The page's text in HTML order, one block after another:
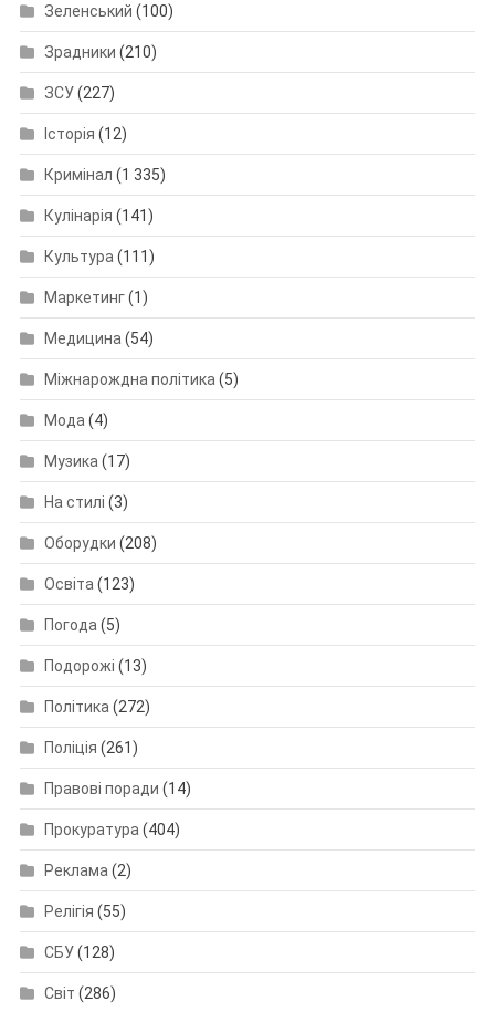
Зеленський (100)
Зрадники (210)
ЗСУ(227)
Історія (12)
Кримінал (1 335)
Кулінарія (141)
Культура (111)
Маркетинг(1)
Медицина (54)
Міжнарождна політика (5)
Мода (4)
Музика (17)
На стилі (3)
Оборудки (208)
Освіта (123)
Погода (5)
Подорожі (13)
Політика (272)
Поліція (261)
Правові поради (14)
Прокуратура (404)
Реклама (2)
Релігія (55)
СБУ(128)
Світ (286)